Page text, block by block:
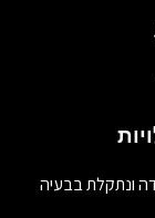
ונתקלת בבעיה